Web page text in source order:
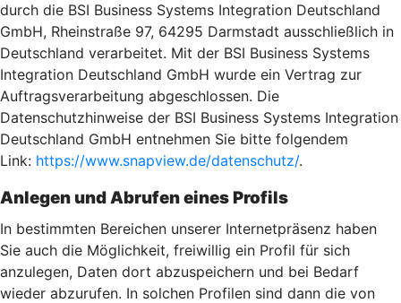
durch die BSI Business Systems Integration Deutschland
GmbH, Rheinstraße 97, 64295 Darmstadt ausschließlich in
Deutschland verarbeitet. Mit der BSI Business Systems
Integration Deutschland GmbH wurde ein Vertrag zur
Auftragsverarbeitung abgeschlossen. Die
Datenschutzhinweise der BSI Business Systems Integration
Deutschland GmbH entnehmen Sie bitte folgendem
Link: https://www.snapview.de/datenschutz/.
Anlegen und Abrufen eines Profils
In bestimmten Bereichen unserer Internetpräsenz haben
Sie auch die Möglichkeit, freiwillig ein Profil für sich
anzulegen, Daten dort abzuspeichern und bei Bedarf
wieder abzurufen. In solchen Profilen sind dann die von